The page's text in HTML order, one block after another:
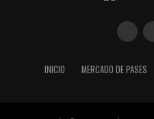
INICIO MERCADO DE PASES